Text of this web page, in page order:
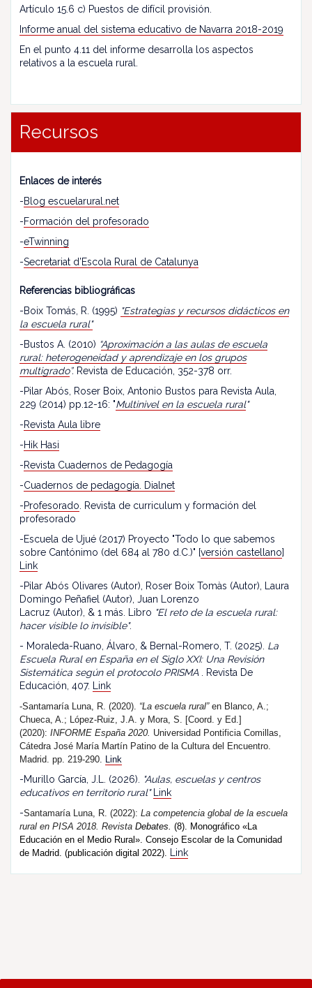
Artículo 15.6 c) Puestos de difícil provisión.
Informe anual del sistema educativo de Navarra 2018-2019
En el punto 4.11 del informe desarrolla los aspectos
relativos a la escuela rural.
Recursos
Enlaces de interés
-Blog escuelarural.net
-Formación del profesorado
-eTwinning
-Secretariat d’Escola Rural de Catalunya
Referencias bibliográficas
-Boix Tomás, R. (1995) "Estrategias y recursos didácticos en
la escuela rural"
-Bustos A. (2010) “Aproximación a las aulas de escuela
rural: heterogeneidad y aprendizaje en los grupos
multigrado”. Revista de Educación, 352-378 orr.
-Pilar Abós, Roser Boix, Antonio Bustos para Revista Aula,
229 (2014) pp.12-16: "Multinivel en la escuela rural"
-Revista Aula libre
-Hik Hasi
-Revista Cuadernos de Pedagogía
-Cuadernos de pedagogía. Dialnet
-Profesorado . Revista de curriculum y formación del
profesorado
-Escuela de Ujué (2017) Proyecto "Todo lo que sabemos
sobre Cantónimo (del 684 al 780 d.C.)" [versión castellano]
Link
-Pilar Abós Olivares (Autor), Roser Boix Tomàs (Autor), Laura
Domingo Peñafiel (Autor), Juan Lorenzo
Lacruz (Autor), & 1 más. Libro "El reto de la escuela rural:
hacer visible lo invisible".
- Moraleda-Ruano, Álvaro, & Bernal-Romero, T. (2025). La
Escuela Rural en España en el Siglo XXI: Una Revisión
Sistemática según el protocolo PRISMA . Revista De
Educación, 407.
Link
-Santamaría Luna, R. (2020). “La escuela rural”en Blanco, A.;
Chueca, A.; López-Ruiz, J.A. y Mora, S. [Coord. y Ed.]
(2020): INFORME España 2020. Universidad Pontificia Comillas,
Cátedra José María Martín Patino de la Cultura del Encuentro.
Madrid. pp. 219-290. Link
-Murillo García, J.L. (2026).
"Aulas, escuelas y centros
educativos en territorio rural"
Link
-Santamaría Luna, R. (2022): La competencia global de la escuela
rural en PISA 2018. Revista Debates. (8). Monográfico «La
Educación en el Medio Rural». Consejo Escolar de la Comunidad
de Madrid. (publicación digital 2022).
Link